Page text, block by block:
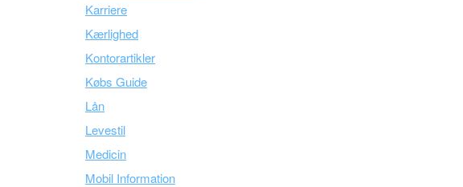
Karriere
Kærlighed
Kontorartikler
Købs Guide
Lån
Levestil
Medicin
Mobil Information